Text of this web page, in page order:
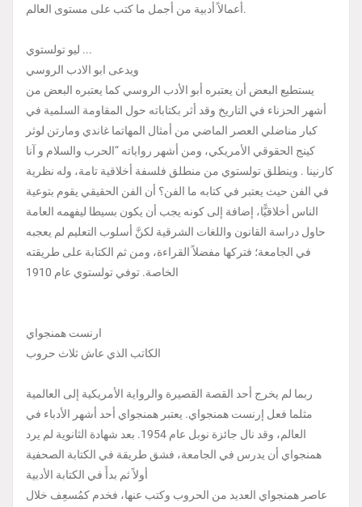
أعمالاً أدبية من أجمل ما كتب على مستوى العالم.
ليو تولستوي ...
ويدعى ابو الادب الروسي
يستطيع البعض أن يعتبره أبو الأدب الروسي كما يعتبره البعض من
أشهر الحزناء في التاريخ وقد أثر بكتاباته حول المقاومة السلمية في
كبار مناضلي العصر الماضي من أمثال المهاتما غاندي ومارتن لوثر
كينج الحقوقي الأمريكي، ومن أشهر رواياته “الحرب والسلام و آنا
كارنينا . وينطلق تولستوي من منطلق فلسفة أخلاقية تامة، وله نظرية
في الفن حيث يعتبر في كتابه ما الفن؟ أن الفن الحقيقي يقوم بتوعية
الناس أخلاقيًّا، إضافة إلى كونه يجب أن يكون بسيطا ليفهمه العامة
حاول دراسة القانون واللغات الشرقية لكنَّ أسلوب التعليم لم يعجبه
في الجامعة؛ فتركها مفضلاً القراءة، ومن ثم الكتابة على طريقته
الخاصة. توفي تولستوي عام 1910
ارنست همنجواي
الكاتب الذي عاش ثلاث حروب
ربما لم يخرج أحد القصة القصيرة والرواية الأمريكية إلى العالمية
مثلما فعل إرنست همنجواي. يعتبر همنجواي أحد أشهر الأدباء في
العالم، وقد نال جائزة نوبل عام 1954. بعد شهادة الثانوية لم يرد
همنجواي أن يدرس في الجامعة، فشق طريقة في الكتابة الصحفية
أولاً ثم بدأَ في الكتابة الأدبية
عاصر همنجواي العديد من الحروب وكتب عنها، فخدم كمُسعِف خلال